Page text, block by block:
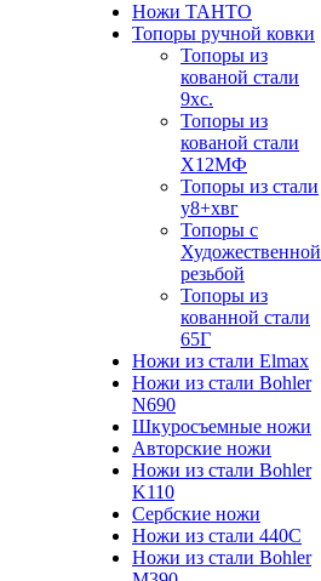
Ножи ТАНТО
Топоры ручной ковки
Топоры из
кованой стали
9хс.
Топоры из
кованой стали
Х12МФ
Топоры из стали
у8+хвг
Топоры с
Художественной
резьбой
Топоры из
кованной стали
65Г
Ножи из стали Elmax
Ножи из стали Bohler
N690
Шкуросъемные ножи
Авторские ножи
Ножи из стали Bohler
K110
Сербские ножи
Ножи из стали 440С
Ножи из стали Bohler